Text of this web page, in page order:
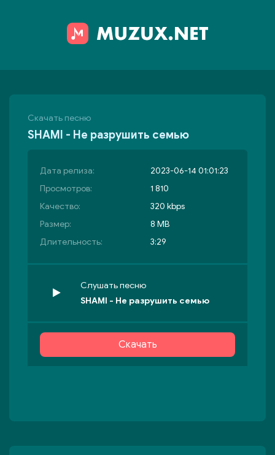
Скачать песню
SHAMI - Не разрушить семью
Дата релиза:
2023-06-14 01:01:23
Просмотров:
1 810
Качество:
320 kbps
Размер:
8 MB
Длительность:
3:29
Слушать песню
SHAMI - Не разрушить семью
Скачать